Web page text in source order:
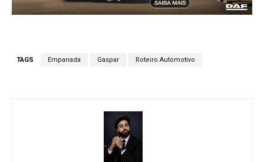
TAGS Empanada Gaspar Roteiro Automotivo